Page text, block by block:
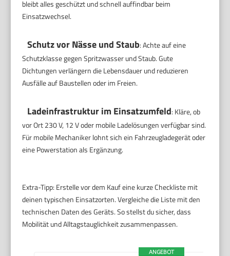
bleibt alles geschützt und schnell auffindbar beim
Einsatzwechsel.
Schutz vor Nässe und Staub: Achte auf eine
Schutzklasse gegen Spritzwasser und Staub. Gute
Dichtungen verlängern die Lebensdauer und reduzieren
Ausfälle auf Baustellen oder im Freien.
Ladeinfrastruktur im Einsatzumfeld: Kläre, ob
vor Ort 230 V, 12 V oder mobile Ladelösungen verfügbar sind.
Für mobile Mechaniker lohnt sich ein Fahrzeugladegerät oder
eine Powerstation als Ergänzung.
Extra-Tipp: Erstelle vor dem Kauf eine kurze Checkliste mit
deinen typischen Einsatzorten. Vergleiche die Liste mit den
technischen Daten des Geräts. So stellst du sicher, dass
Mobilität und Alltagstauglichkeit zusammenpassen.
ANGEBOT